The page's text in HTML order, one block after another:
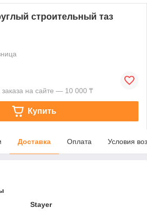
строительный таз
на сайте — 10 000 ₸
Купить
Доставка Оплата Условия
Stayer